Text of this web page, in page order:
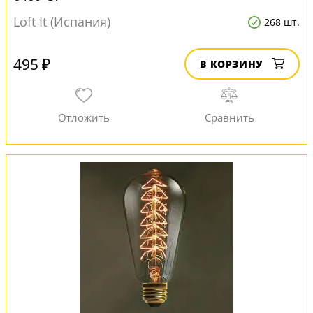
Loft It (Испания)
268 шт.
495 ₽ В КОРЗИНУ